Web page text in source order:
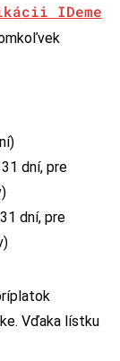
IDeme
dní, pre
dní, pre
Vďaka lístku